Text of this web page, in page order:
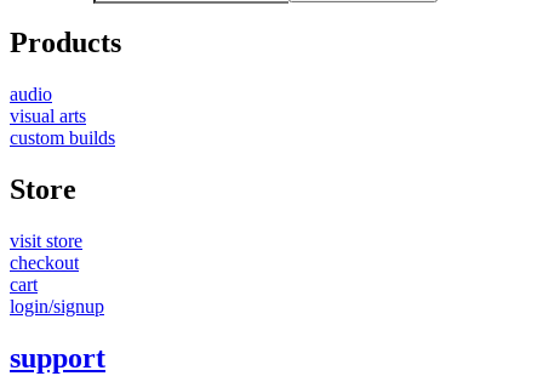
Products
audio
visual arts
custom builds
Store
visit store
checkout
cart
login/signup
support